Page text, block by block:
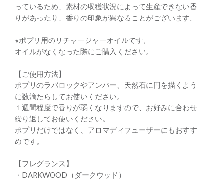
っているため、素材の収穫状況によって生産できない香
りがあったり、香りの印象が異なることがございます。
※ポプリ用のリチャージャーオイルです。
オイルがなくなった際にご購入ください。
【ご使用方法】
ポプリのラバロックやアンバー、天然石に円を描くよう
に数滴たらしてお使いください。
１週間程度で香りが弱くなりますので、お好みに合わせ
繰り返してお使いください。
ポプリだけではなく、アロマディフューザーにもおすす
めです。
【フレグランス】
・DARKWOOD（ダークウッド）